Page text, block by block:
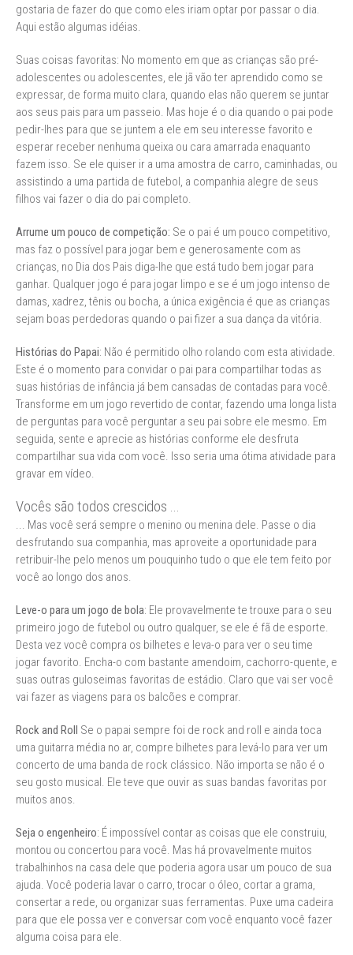
gostaria de fazer do que como eles iriam optar por passar o dia.
Aqui estão algumas idéias.
Suas coisas favoritas: No momento em que as crianças são pré-
adolescentes ou adolescentes, ele jã vão ter aprendido como se
expressar, de forma muito clara, quando elas não querem se juntar
aos seus pais para um passeio. Mas hoje é o dia quando o pai pode
pedir-lhes para que se juntem a ele em seu interesse favorito e
esperar receber nenhuma queixa ou cara amarrada enaquanto
fazem isso. Se ele quiser ir a uma amostra de carro, caminhadas, ou
assistindo a uma partida de futebol, a companhia alegre de seus
filhos vai fazer o dia do pai completo.
Arrume um pouco de competição: Se o pai é um pouco competitivo,
mas faz o possível para jogar bem e generosamente com as
crianças, no Dia dos Pais diga-lhe que está tudo bem jogar para
ganhar. Qualquer jogo é para jogar limpo e se é um jogo intenso de
damas, xadrez, tênis ou bocha, a única exigência é que as crianças
sejam boas perdedoras quando o pai fizer a sua dança da vitória.
Histórias do Papai: Não é permitido olho rolando com esta atividade.
Este é o momento para convidar o pai para compartilhar todas as
suas histórias de infância já bem cansadas de contadas para você.
Transforme em um jogo revertido de contar, fazendo uma longa lista
de perguntas para você perguntar a seu pai sobre ele mesmo. Em
seguida, sente e aprecie as histórias conforme ele desfruta
compartilhar sua vida com você. Isso seria uma ótima atividade para
gravar em vídeo.
Vocês são todos crescidos ...
... Mas você será sempre o menino ou menina dele. Passe o dia
desfrutando sua companhia, mas aproveite a oportunidade para
retribuir-lhe pelo menos um pouquinho tudo o que ele tem feito por
você ao longo dos anos.
Leve-o para um jogo de bola: Ele provavelmente te trouxe para o seu
primeiro jogo de futebol ou outro qualquer, se ele é fã de esporte.
Desta vez você compra os bilhetes e leva-o para ver o seu time
jogar favorito. Encha-o com bastante amendoim, cachorro-quente, e
suas outras guloseimas favoritas de estádio. Claro que vai ser você
vai fazer as viagens para os balcões e comprar.
Rock and Roll Se o papai sempre foi de rock and roll e ainda toca
uma guitarra média no ar, compre bilhetes para levá-lo para ver um
concerto de uma banda de rock clássico. Não importa se não é o
seu gosto musical. Ele teve que ouvir as suas bandas favoritas por
muitos anos.
Seja o engenheiro: É impossível contar as coisas que ele construiu,
montou ou concertou para você. Mas há provavelmente muitos
trabalhinhos na casa dele que poderia agora usar um pouco de sua
ajuda. Você poderia lavar o carro, trocar o óleo, cortar a grama,
consertar a rede, ou organizar suas ferramentas. Puxe uma cadeira
para que ele possa ver e conversar com você enquanto você fazer
alguma coisa para ele.